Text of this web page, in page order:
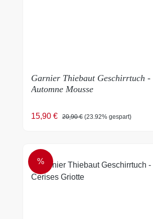
Garnier Thiebaut Geschirrtuch -
Automne Mousse
Verkaufspreis:
15,90 € Regulärer Preis:
20,90 € (23.92% gespart)
RABATT
%